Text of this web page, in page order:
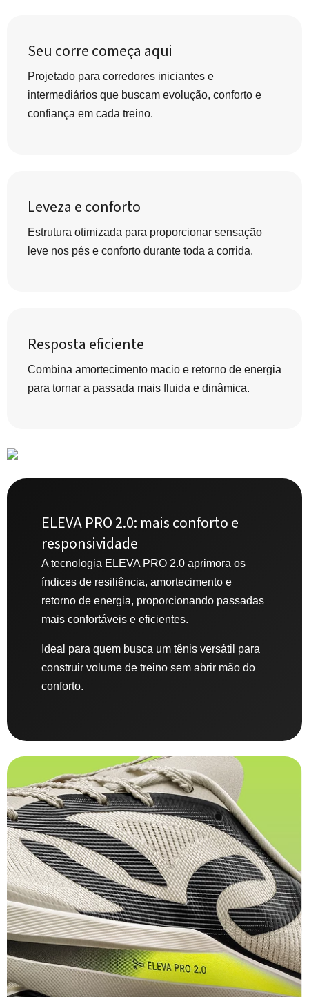
Seu corre começa aqui
Projetado para corredores iniciantes e
intermediários que buscam evolução, conforto e
confiança em cada treino.
Leveza e conforto
Estrutura otimizada para proporcionar sensação
leve nos pés e conforto durante toda a corrida.
Resposta eficiente
Combina amortecimento macio e retorno de energia
para tornar a passada mais fluida e dinâmica.
ELEVA PRO 2.0: mais conforto e
responsividade
A tecnologia ELEVA PRO 2.0 aprimora os
índices de resiliência, amortecimento e
retorno de energia, proporcionando passadas
mais confortáveis e eficientes.
Ideal para quem busca um tênis versátil para
construir volume de treino sem abrir mão do
conforto.